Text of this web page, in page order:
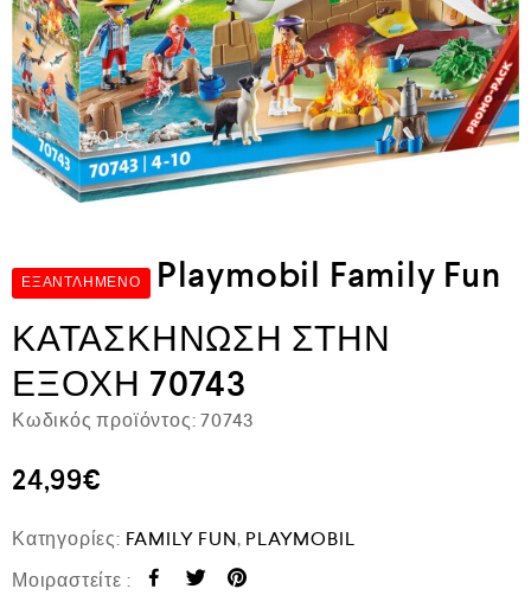
ΕΞΑΝΤΛΗΜΈΝΟ
Playmobil Family Fun
ΚΑΤΑΣΚΗΝΩΣΗ ΣΤΗΝ
ΕΞΟΧΗ 70743
Κωδικός προϊόντος: 70743
24,99€
Κατηγορίες: FAMILY FUN, PLAYMOBIL
Μοιραστείτε :